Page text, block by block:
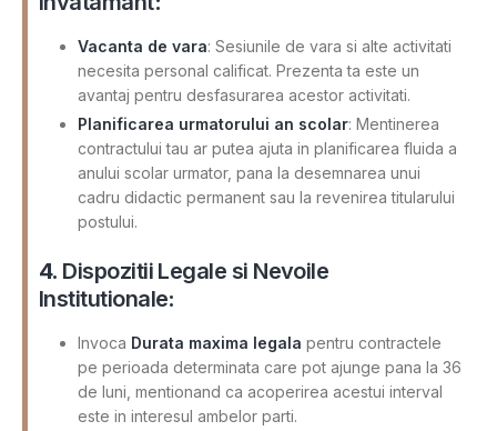
Vacanta de vara: Sesiunile de vara si alte activitati
necesita personal calificat. Prezenta ta este un
avantaj pentru desfasurarea acestor activitati.
Planificarea urmatorului an scolar: Mentinerea
contractului tau ar putea ajuta in planificarea fluida a
anului scolar urmator, pana la desemnarea unui
cadru didactic permanent sau la revenirea titularului
postului.
4. Dispozitii Legale si Nevoile
Institutionale:
Invoca Durata maxima legala pentru contractele
pe perioada determinata care pot ajunge pana la 36
de luni, mentionand ca acoperirea acestui interval
este in interesul ambelor parti.